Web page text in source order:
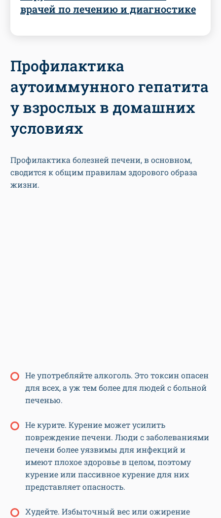
врачей по лечению и диагностике
Профилактика
аутоиммунного гепатита
у взрослых в домашних
условиях
Профилактика болезней печени, в основном,
сводится к общим правилам здорового образа
жизни.
Не употребляйте алкоголь. Это токсин опасен
для всех, а уж тем более для людей с больной
печенью.
Не курите. Курение может усилить
повреждение печени. Люди с заболеваниями
печени более уязвимы для инфекций и
имеют плохое здоровье в целом, поэтому
курение или пассивное курение для них
представляет опасность.
Худейте. Избыточный вес или ожирение